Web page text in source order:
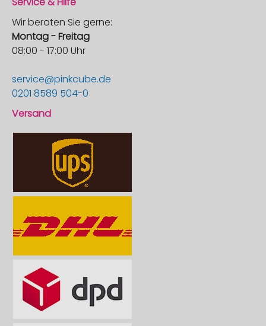
Wir beraten Sie gerne:
Montag - Freitag
08:00 - 17:00 Uhr
service@pinkcube.de
0201 8589 504-0
Versand